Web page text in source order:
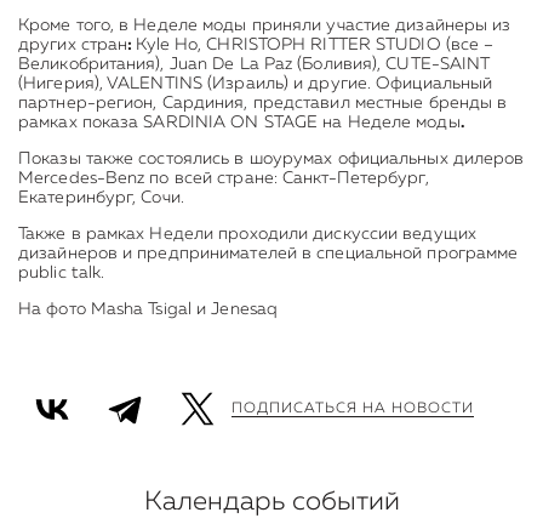
Кроме того, в Неделе моды приняли участие дизайнеры из
других стран: Kyle Ho, CHRISTOPH RITTER STUDIO (все –
Великобритания), Juan De La Paz (Боливия), CUTE-SAINT
(Нигерия), VALENTINS (Израиль) и другие. Официальный
партнер-регион, Сардиния, представил местные бренды в
рамках показа SARDINIA ON STAGE на Неделе моды.
Показы также состоялись в шоурумах официальных дилеров
Mercedes-Benz по всей стране: Санкт-Петербург,
Екатеринбург, Сочи.
Также в рамках Недели проходили дискуссии ведущих
дизайнеров и предпринимателей в специальной программе
public talk.
На фото Masha Tsigal и Jenesaq
ПОДПИСАТЬСЯ НА НОВОСТИ
Календарь событий